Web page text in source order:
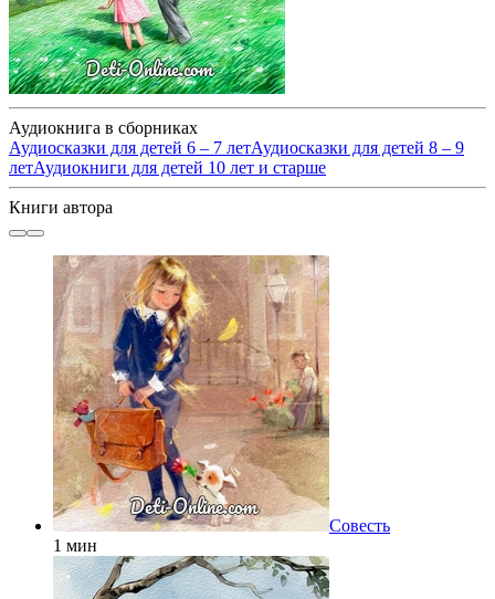
Аудиокнига в сборниках
Аудиосказки для детей 6 – 7 летАудиосказки для детей 8 – 9
летАудиокниги для детей 10 лет и старше
Книги автора
Совесть
1 мин